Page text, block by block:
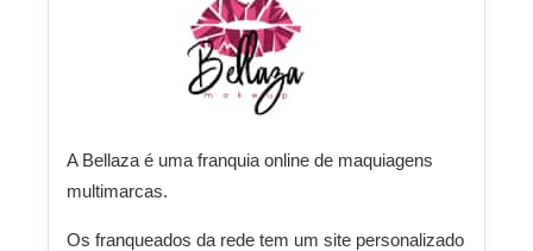
A Bellaza é uma franquia online de maquiagens
multimarcas.
Os franqueados da rede tem um site personalizado